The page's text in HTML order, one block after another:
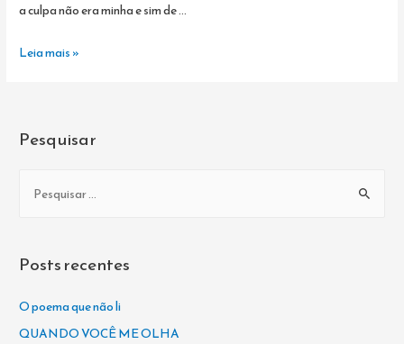
a culpa não era minha e sim de …
NÃO
SEDENTÁRIO
Uma
Keller
Leia mais »
Pesquisar
i
s
Posts recentes
O poema que não li
QUANDO VOCÊ ME OLHA